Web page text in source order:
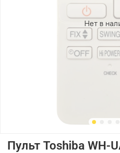
Нет в
Пульт Toshiba WH-